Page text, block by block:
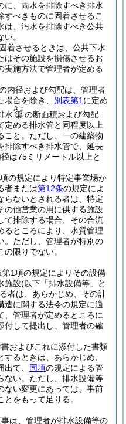
に、雨水を排除すべき排水
べきものに固着させるこ
は、汚水を排除すべき公共
。
着させるときは、公共下水
はその施設を損傷させるお
実施方法で管理者が定める
内径および勾配は、管理者
合を除き、 別表第1 に定め
水 渠
きょ
の断面積および勾配
定める排水管と同程度以上
と。 ただし、一の建築物
排除すべき排水管で、延長
は75ミリメートル以上と
の規定により特定事業場か
者または第12条の規定によ
らないとされる者は、特定
の他営業の用に供する施設
て排除する場合、その合流
るところにより、水質管理
ただし、管理者が特別の
限りでない。
1項の規定によりその設備
施設(以下「排水設備等」と
者は、あらかじめ、その計
造に関する法令の規定に適
、管理者が定めるところに
付して提出し、管理者の確
およびこれに添付した書類
るときは、あらかじめ、
て、 同項の規定による管
い。 ただし、排水設備等
ない変更にあっては、事前
をもって足りる。
は、管理者が排水設備等の